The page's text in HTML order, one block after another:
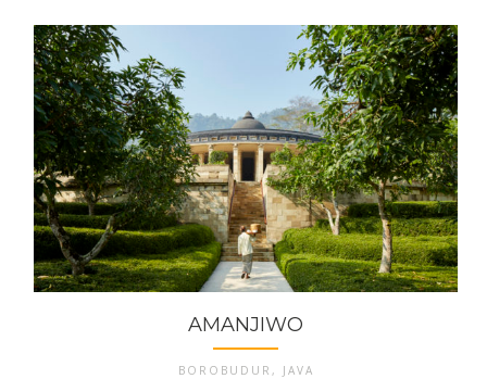
AMANJIWO
BOROBUDUR, JAVA